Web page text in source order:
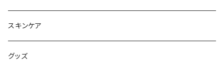
スキンケア
グッズ